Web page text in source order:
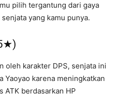
pilih tergantung dari gaya
yang kamu punya.
oleh karakter DPS, senjata ini
Yaoyao karena meningkatkan
ATK berdasarkan HP